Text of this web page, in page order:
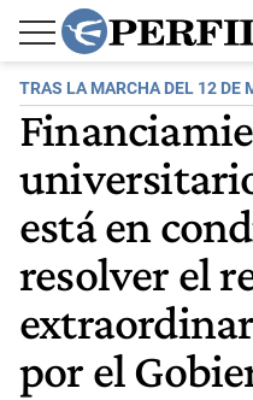
TRAS LA MARCHA DEL 12 DE
está en
resolver el
por el